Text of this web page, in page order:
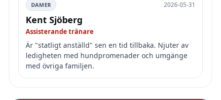
DAMER 2026-05-31
Kent Sjöberg
Assisterande tränare
Är "statligt anställd" sen en tid tillbaka. Njuter av
ledigheten med hundpromenader och umgänge
med övriga familjen.